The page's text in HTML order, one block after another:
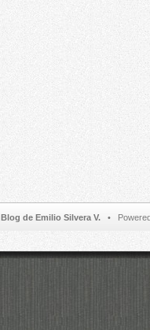
Blog de Emilio Silvera V.•